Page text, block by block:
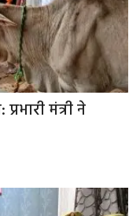
मंत्री ने